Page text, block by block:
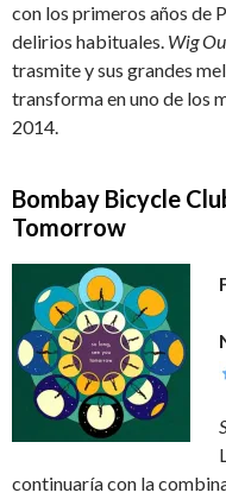
con los primeros años de
delirios habituales. Wig
trasmite y sus grandes
transforma en uno de los
2014.
Bombay Bicycle
Tomorrow
continuaría con la